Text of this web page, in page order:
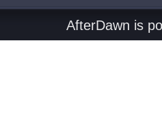
AfterDawn is